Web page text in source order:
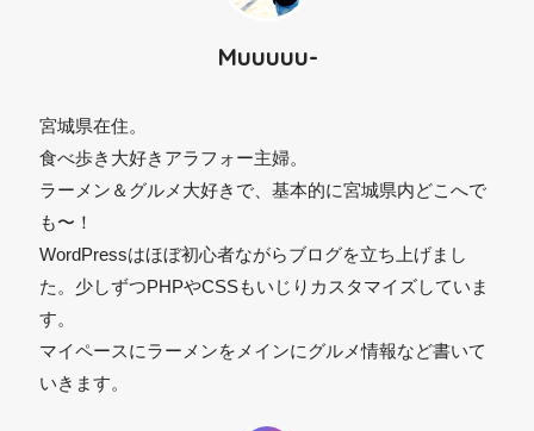
Muuuuu-
宮城県在住。
食べ歩き大好きアラフォー主婦。
ラーメン＆グルメ大好きで、基本的に宮城県内どこへで
も〜！
WordPressはほぼ初心者ながらブログを立ち上げまし
た。少しずつPHPやCSSもいじりカスタマイズしていま
す。
マイペースにラーメンをメインにグルメ情報など書いて
いきます。